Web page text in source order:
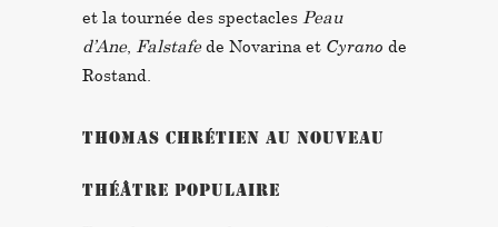
et la tournée des spectacles Peau
d’Ane, Falstafede Novarina et Cyrano de
Rostand.
THOMAS CHRÉTIEN AU NOUVEAU
THÉÂTRE POPULAIRE